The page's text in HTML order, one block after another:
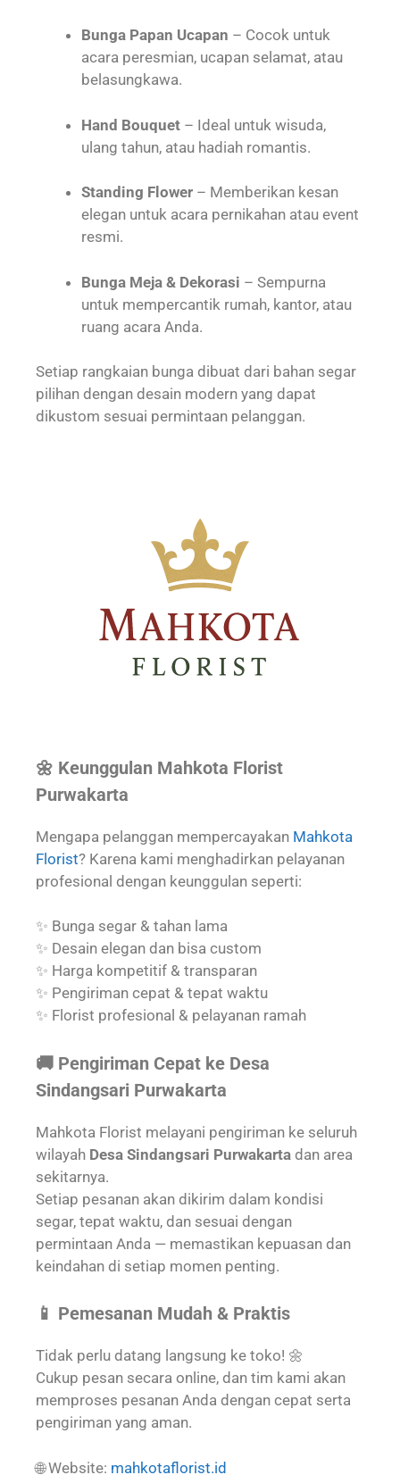
Bunga Papan Ucapan – Cocok untuk
acara peresmian, ucapan selamat, atau
belasungkawa.
Hand Bouquet – Ideal untuk wisuda,
ulang tahun, atau hadiah romantis.
Standing Flower – Memberikan kesan
elegan untuk acara pernikahan atau event
resmi.
Bunga Meja & Dekorasi – Sempurna
untuk mempercantik rumah, kantor, atau
ruang acara Anda.
Setiap rangkaian bunga dibuat dari bahan segar
pilihan dengan desain modern yang dapat
dikustom sesuai permintaan pelanggan.
🌼 Keunggulan Mahkota Florist
Purwakarta
Mengapa pelanggan mempercayakan Mahkota
Florist? Karena kami menghadirkan pelayanan
profesional dengan keunggulan seperti:
✨ Bunga segar & tahan lama
✨ Desain elegan dan bisa custom
✨ Harga kompetitif & transparan
✨ Pengiriman cepat & tepat waktu
✨ Florist profesional & pelayanan ramah
🚚 Pengiriman Cepat ke Desa
Sindangsari Purwakarta
Mahkota Florist melayani pengiriman ke seluruh
wilayah Desa Sindangsari Purwakarta dan area
sekitarnya.
Setiap pesanan akan dikirim dalam kondisi
segar, tepat waktu, dan sesuai dengan
permintaan Anda — memastikan kepuasan dan
keindahan di setiap momen penting.
📱 Pemesanan Mudah & Praktis
Tidak perlu datang langsung ke toko! 🌼
Cukup pesan secara online, dan tim kami akan
memproses pesanan Anda dengan cepat serta
pengiriman yang aman.
🌐 Website: mahkotaflorist.id